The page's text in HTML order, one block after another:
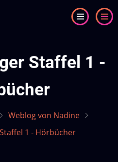
Staffel 1 -
Weblog von Nadine
1 - Hörbücher